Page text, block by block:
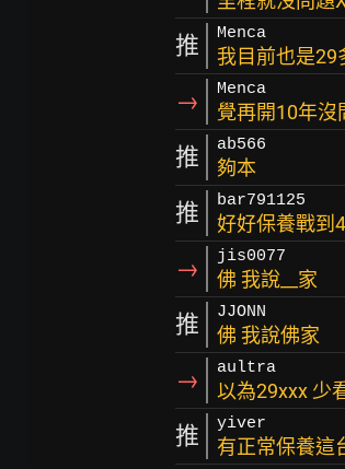
推 Menca
我目前也是29
→ Menca
覺再開10年沒
推 ab566
夠本
推 bar791125
好好保養戰到
→ jis0077
佛 我說__家
推 JJONN
佛 我說佛家
→ aultra
以為29xxx 少
推 yiver
有正常保養這